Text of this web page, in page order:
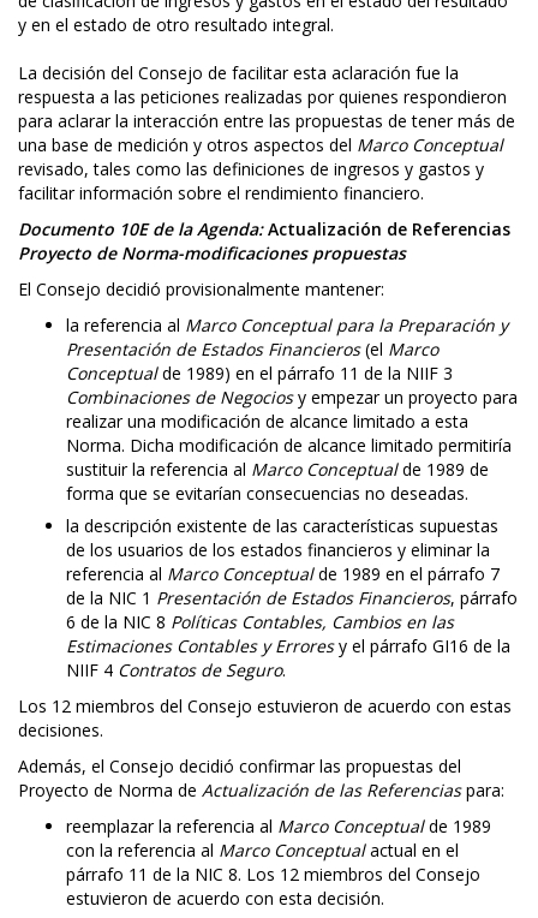
y en el estado de otro resultado integral.
La decisión del Consejo de facilitar esta aclaración fue la
respuesta a las peticiones realizadas por quienes respondieron
para aclarar la interacción entre las propuestas de tener más de
una base de medición y otros aspectos del Marco Conceptual
revisado, tales como las definiciones de ingresos y gastos y
facilitar información sobre el rendimiento financiero.
Documento 10E de la Agenda: Actualización de Referencias
Proyecto de Norma-modificaciones propuestas
El Consejo decidió provisionalmente mantener:
la referencia al Marco Conceptual para la Preparación y
Presentación de Estados Financieros(el Marco
Conceptualde 1989) en el párrafo 11 de la NIIF 3
Combinaciones de Negociosy empezar un proyecto para
realizar una modificación de alcance limitado a esta
Norma. Dicha modificación de alcance limitado permitiría
sustituir la referencia al Marco Conceptualde 1989 de
forma que se evitarían consecuencias no deseadas.
la descripción existente de las características supuestas
de los usuarios de los estados financieros y eliminar la
referencia al Marco Conceptualde 1989 en el párrafo 7
de la NIC 1 Presentación de Estados Financieros, párrafo
6 de la NIC 8 Políticas Contables, Cambios en las
Estimaciones Contables y Erroresy el párrafo GI16 de la
NIIF 4 Contratos de Seguro.
Los 12 miembros del Consejo estuvieron de acuerdo con estas
decisiones.
Además, el Consejo decidió confirmar las propuestas del
Proyecto de Norma de Actualización de las Referenciaspara:
reemplazar la referencia al Marco Conceptualde 1989
con la referencia al Marco Conceptualactual en el
párrafo 11 de la NIC 8. Los 12 miembros del Consejo
estuvieron de acuerdo con esta decisión.